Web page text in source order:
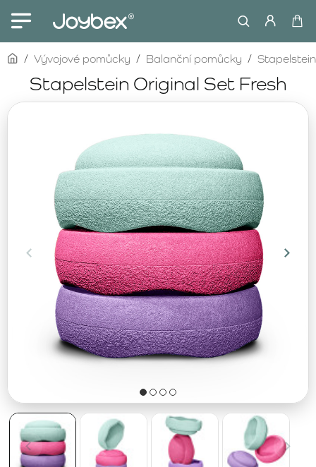
Stapelstein Original Set Fresh
homeVývojové pomůcky Balanční pomůcky Stapelstein